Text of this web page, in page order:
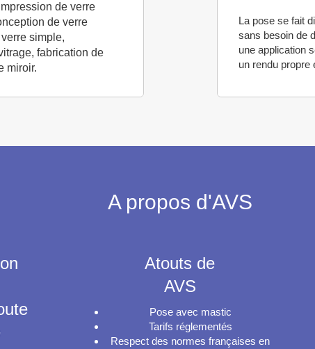
de verre
de verre
simple,
fabrication de
miroir.
La pose se fait
sans besoin de
une application
un rendu propre
A propos d'AVS
Atouts de
AVS
Pose avec mastic
Tarifs réglementés
Respect des normes françaises en